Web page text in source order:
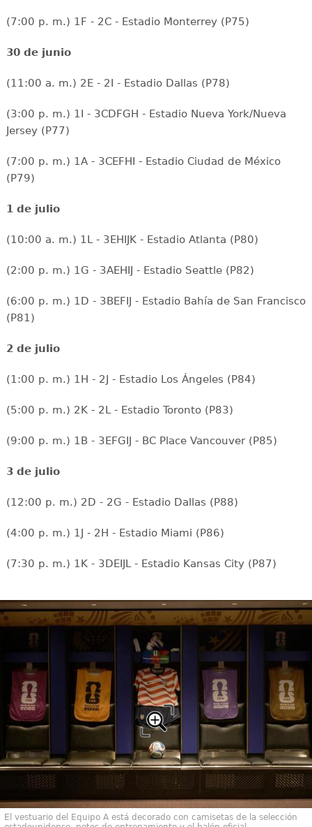
(7:00 p. m.) 1F - 2C - Estadio Monterrey (P75)
30 de junio
(11:00 a. m.) 2E - 2I - Estadio Dallas (P78)
(3:00 p. m.) 1I - 3CDFGH - Estadio Nueva York/Nueva
Jersey (P77)
(7:00 p. m.) 1A - 3CEFHI - Estadio Ciudad de México
(P79)
1 de julio
(10:00 a. m.) 1L - 3EHIJK - Estadio Atlanta (P80)
(2:00 p. m.) 1G - 3AEHIJ - Estadio Seattle (P82)
(6:00 p. m.) 1D - 3BEFIJ - Estadio Bahía de San Francisco
(P81)
2 de julio
(1:00 p. m.) 1H - 2J - Estadio Los Ángeles (P84)
(5:00 p. m.) 2K - 2L - Estadio Toronto (P83)
(9:00 p. m.) 1B - 3EFGIJ - BC Place Vancouver (P85)
3 de julio
(12:00 p. m.) 2D - 2G - Estadio Dallas (P88)
(4:00 p. m.) 1J - 2H - Estadio Miami (P86)
(7:30 p. m.) 1K - 3DEIJL - Estadio Kansas City (P87)
El vestuario del Equipo A está decorado con camisetas de la selección